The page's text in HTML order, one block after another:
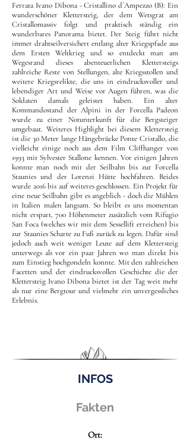
Ferrata Ivano Dibona - Cristallino d´Ampezzo (B): Ein
wunderschöner Klettersteig, der dem Wetsgrat am
Cristallomassiv folgt und praktisch ständig ein
wunderbares Panorama bietet. Der Steig führt nicht
immer drahtseilversichert entlang alter Kriegspfade aus
dem Ersten Weltkrieg und so entdeckt man am
Wegesrand dieses abenteuerlichen Klettersteigs
zahlreiche Reste von Stellungen, alte Kriegsstollen und
weitere Kriegsrelikte, die uns in eindrucksvoller und
lebendiger Art und Weise vor Augen führen, was die
Soldaten damals geleistet haben. Ein alter
Kommandostand der Alpini in der Forcella Padeon
wurde zu einer Notunterkunft für die Bergsteiger
umgebaut. Weiteres Highlight bei diesem Klettersteig
ist die 30 Meter lange Hängebrücke Ponte Cristallo, die
vielleicht einige noch aus dem Film Cliffhanger von
1993 mit Sylvester Stallone kennen. Vor einigen Jahren
konnte man noch mit der Seilbahn bis zur Forcella
Staunies und der Lorenzi Hütte hochfahren. Beides
wurde 2016 bis auf weiteres geschlossen. Ein Projekt für
eine neue Seilbahn gibt es angeblich - doch die Mühlen
in Italien malen langsam. So bleibt es uns momentan
nicht erspart, 700 Höhenmeter zusätzlich vom Rifugio
San Foca (welches wir mit dem Sessellift erreichen) bis
zur Staunies Scharte zu Fuß zurück zu legen. Dafür sind
jedoch auch weit weniger Leute auf dem Klettersteig
unterwegs als vor ein paar Jahren wo man direkt bis
zum Einstieg hochgondeln konnte. Mit den zahlreichen
Facetten und der eindrucksvollen Geschichte die der
Klettersteig Ivano Dibona bietet ist der Tag weit mehr
als nur eine Bergtour und vielmehr ein unvergessliches
Erlebnis.
INFOS
Fakten
Ort: